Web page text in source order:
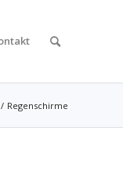
/ Regenschirme